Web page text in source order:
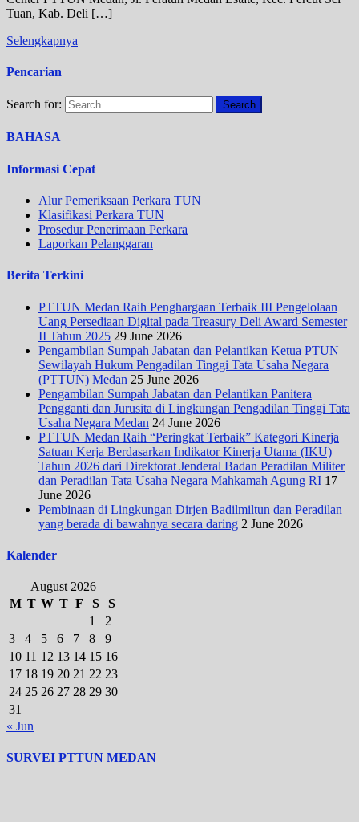
Tuan, Kab. Deli […]
Selengkapnya
Pencarian
Search for:
BAHASA
Informasi Cepat
Alur Pemeriksaan Perkara TUN
Klasifikasi Perkara TUN
Prosedur Penerimaan Perkara
Laporkan Pelanggaran
Berita Terkini
PTTUN Medan Raih Penghargaan Terbaik III Pengelolaan
Uang Persediaan Digital pada Treasury Deli Award Semester
II Tahun 2025 29 June 2026
Pengambilan Sumpah Jabatan dan Pelantikan Ketua PTUN
Sewilayah Hukum Pengadilan Tinggi Tata Usaha Negara
(PTTUN) Medan 25 June 2026
Pengambilan Sumpah Jabatan dan Pelantikan Panitera
Pengganti dan Jurusita di Lingkungan Pengadilan Tinggi Tata
Usaha Negara Medan 24 June 2026
PTTUN Medan Raih “Peringkat Terbaik” Kategori Kinerja
Satuan Kerja Berdasarkan Indikator Kinerja Utama (IKU)
Tahun 2026 dari Direktorat Jenderal Badan Peradilan Militer
dan Peradilan Tata Usaha Negara Mahkamah Agung RI 17
June 2026
Pembinaan di Lingkungan Dirjen Badilmiltun dan Peradilan
yang berada di bawahnya secara daring 2 June 2026
Kalender
August 2026
M T W T F S
S
1
2
3
4 5 6 7 8
9
10 11 12 13 14 15 16
17 18 19 20 21 22 23
24 25 26 27 28 29 30
31
« Jun
SURVEI PTTUN MEDAN